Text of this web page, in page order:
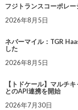
フジトランスコーポレ
2026年8月5日
ネバーマイル：TGR
した
2026年8月5日
【トドケール】マルチ
とのAPI連携を開始
2026年7月30日